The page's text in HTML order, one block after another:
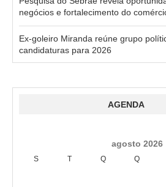
negócios e fortalecimento do
Ex-goleiro Miranda reúne grupo
candidaturas para 2026
AGENDA
agosto 2026
S T Q Q